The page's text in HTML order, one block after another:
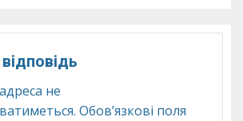
не
Обов’язкові поля